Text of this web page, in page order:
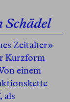
Schädel
Zeitalter»
Kurzform
einem
als